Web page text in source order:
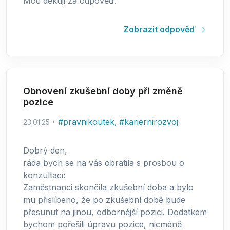
Zobrazit odpověď
Obnovení zkušební doby při změně
pozice
23.01.25 #pravnikoutek, #kariernirozvoj
Dobrý den,
ráda bych se na vás obratila s prosbou o
konzultaci:
Zaměstnanci skončila zkušební doba a bylo
mu přislíbeno, že po zkušební době bude
přesunut na jinou, odbornější pozici. Dodatkem
bychom pořešili úpravu pozice, nicméně